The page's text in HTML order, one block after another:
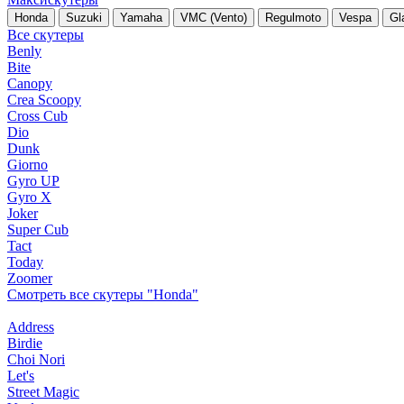
Honda Suzuki Yamaha VMC (Vento) Regulmoto Vespa
Все скутеры
Benly
Bite
Canopy
Crea Scoopy
Cross Cub
Dio
Dunk
Giorno
Gyro UP
Gyro X
Joker
Super Cub
Tact
Today
Zoomer
Смотреть все скутеры "Honda"
Address
Birdie
Choi Nori
Let's
Street Magic